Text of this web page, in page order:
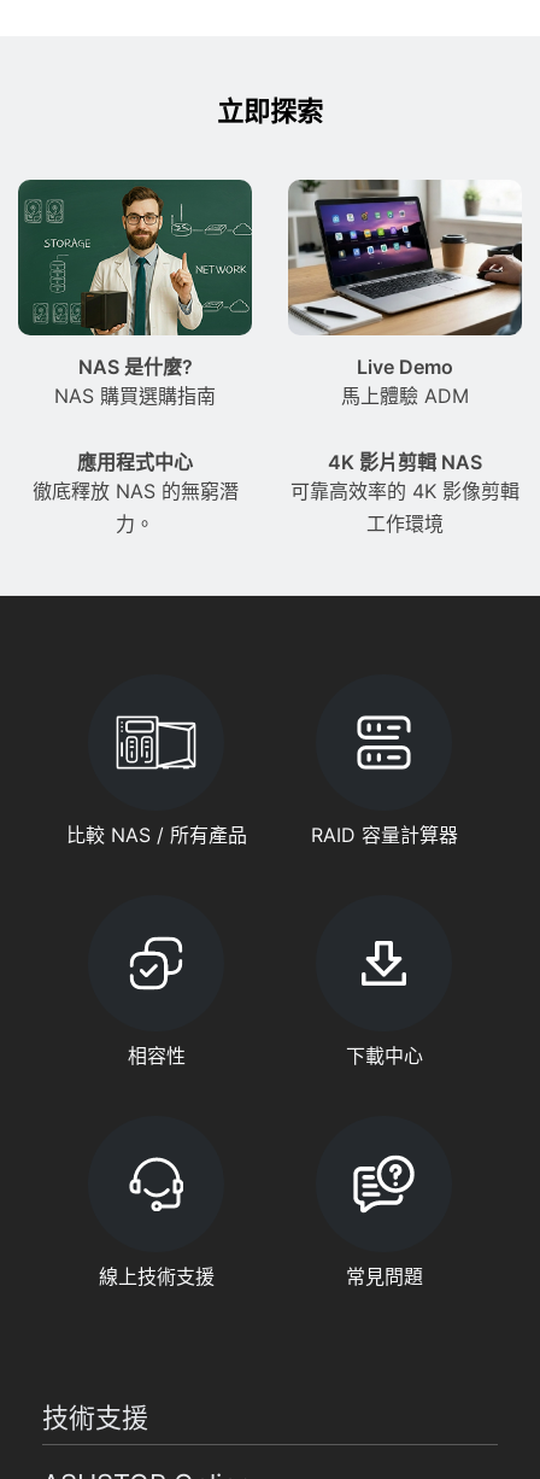
立即探索
NAS 是什麼?
NAS 購買選購指南
Live Demo
馬上體驗 ADM
應用程式中心
徹底釋放 NAS 的無窮潛
力。
4K 影片剪輯 NAS
可靠高效率的 4K 影像剪輯
工作環境
比較 NAS / 所有產品 RAID 容量計算器
相容性 下載中心
線上技術支援 常見問題
技術支援